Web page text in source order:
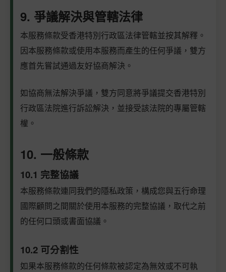
9. 爭議解決與管轄法律
本服務條款受香港特別行政區法律管轄並按其解釋。
因本服務條款或使用本服務而產生的任何爭議，雙方
應首先嘗試通過友好協商解決。
如協商無法解決爭議，雙方同意將爭議提交香港特別
行政區法院進行訴訟解決，並接受該法院的專屬管轄
權。
10. 一般條款
10.1 完整協議
本服務條款連同我們的隱私政策，構成您與五行命理
國際顧問之間關於使用本服務的完整協議，取代之前
的任何口頭或書面協議。
10.2 可分割性
如果本服務條款的任何條款被認定為無效或不可執